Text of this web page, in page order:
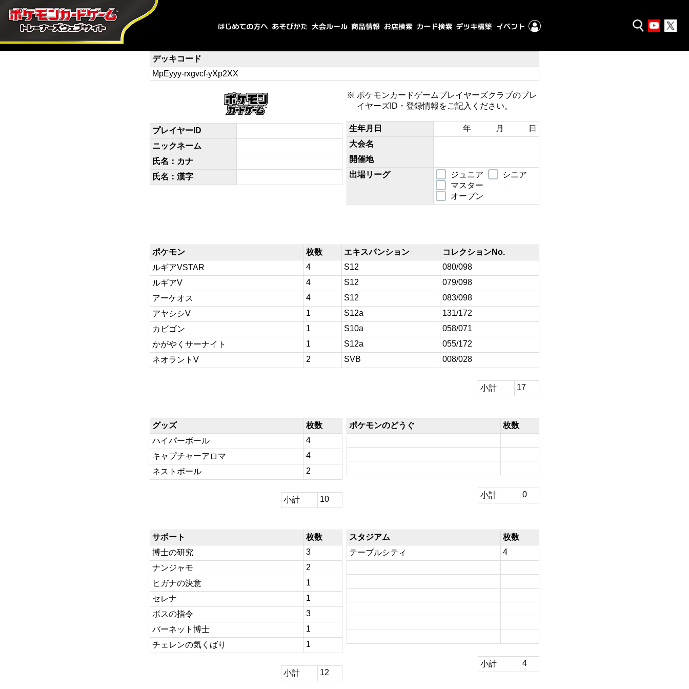
デッキコード
MpEyyy-rxgvcf-yXp2XX
プレイヤーID
ニックネーム
氏名：カナ
氏名：漢字
ポケモンカードゲームプレイヤーズクラブのプレ
イヤーズID・登録情報をご記入ください。
生年月日
年 月 日
大会名
開催地
出場リーグ
ジュニア
シニア
マスター
オープン
ポケモン 枚数 エキスパンション
コレクションNo.
ルギアVSTAR
4 S12
080/098
ルギアV
4 S12
079/098
アーケオス
4 S12
083/098
アヤシシV
1 S12a
131/172
カビゴン
1 S10a
058/071
かがやくサーナイト
1 S12a
055/172
ネオラントV
2 SVB 008/028
小計 17
グッズ
枚数
ハイパーボール
4
キャプチャーアロマ
4
ネストボール
2
小計 10
ポケモンのどうぐ 枚数
小計 0
サポート
枚数
博士の研究
3
ナンジャモ
2
ヒガナの決意
1
セレナ
1
ボスの指令
3
バーネット博士
1
チェレンの気くばり
1
小計 12
スタジアム
枚数
テーブルシティ
4
小計 4